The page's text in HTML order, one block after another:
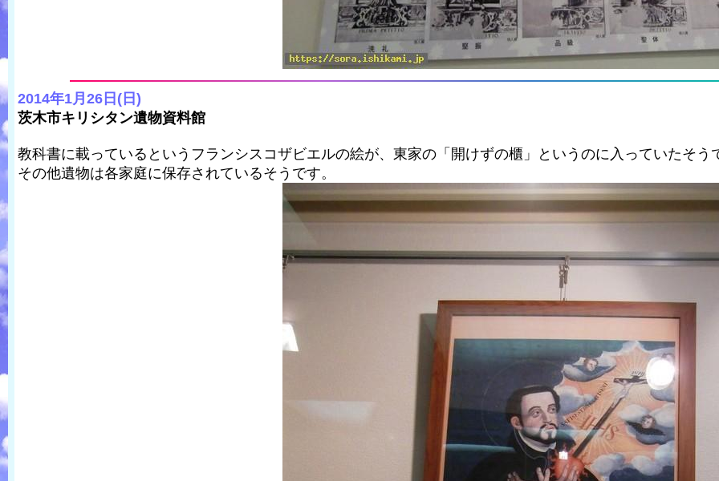
2014年1月26日(日)
茨木市キリシタン遺物資料館
教科書に載っているというフランシスコザビエルの絵が、東家の「開けずの櫃」というのに入っていたそう
その他遺物は各家庭に保存されているそうです。